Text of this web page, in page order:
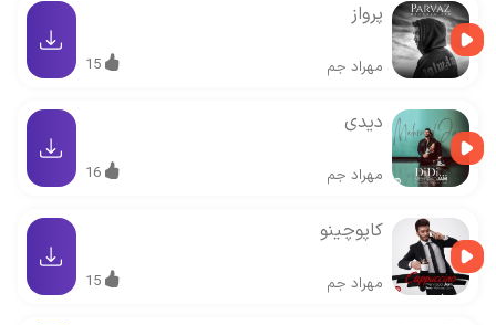
پرواز
مهراد جم 15
دیدی
مهراد جم 16
کاپوچینو
مهراد جم 15